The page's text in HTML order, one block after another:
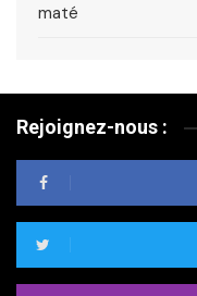
maté
Rejoignez-nous :